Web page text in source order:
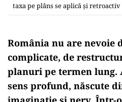
taxa pe plâns se aplică și retroactiv
România nu are nevoie
complicate, de
planuri pe termen lung.
sens profund, născute